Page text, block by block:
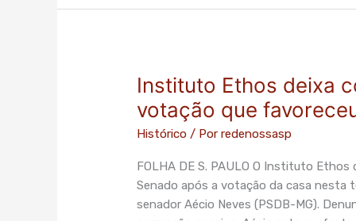
Instituto Ethos deixa
votação que
Histórico / Porredenossasp
FOLHA DE S. PAULO O Instituto
Senado após a votação da casa nesta
senador Aécio Neves (PSDB-MG).
Instituto
Ethos
deixa
conselho